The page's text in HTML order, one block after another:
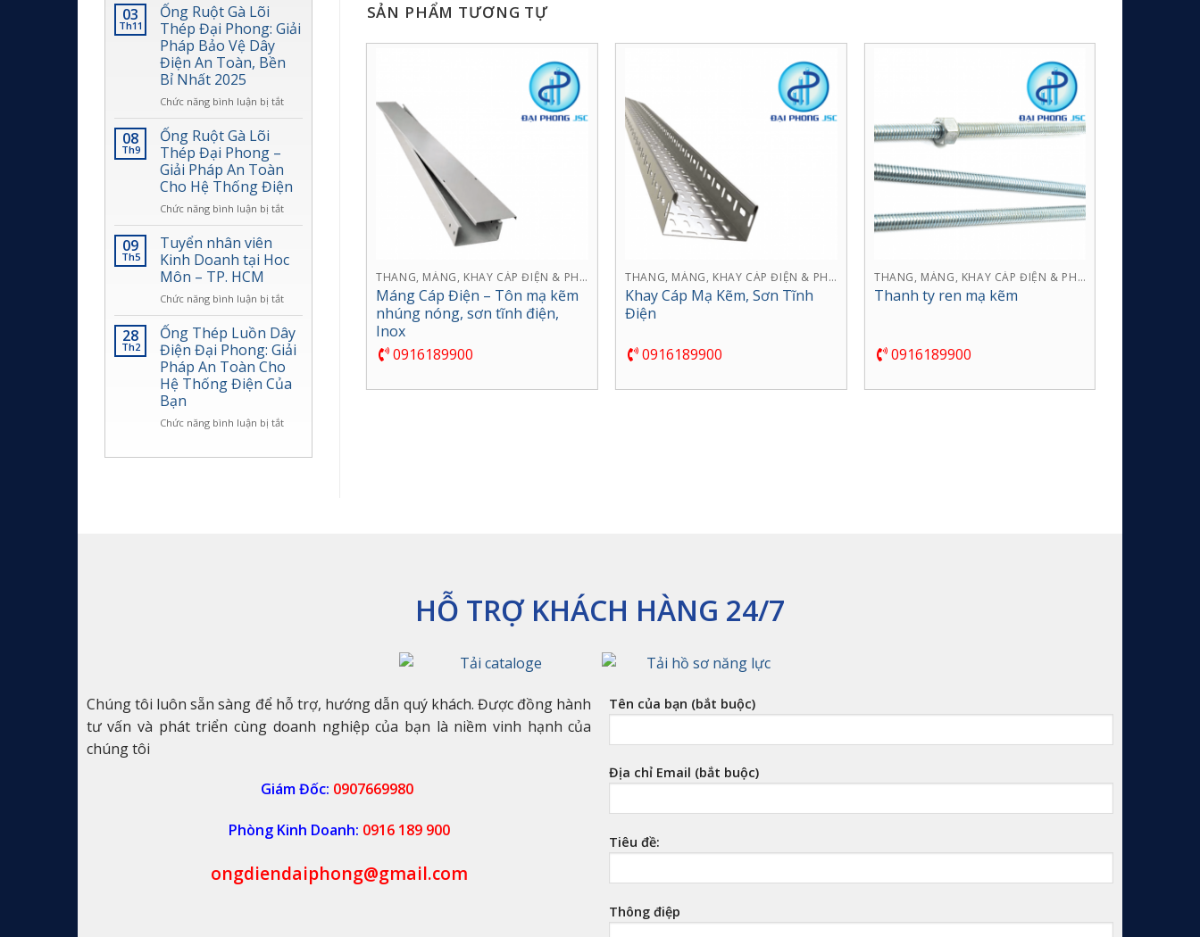
Vệ
Dây
Điện
Diện
Mềm
Bảo
Dây
Đại
03
Th11
Ống Ruột Gà Lõi
Thép Đại Phong: Giải
Pháp Bảo Vệ Dây
Điện An Toàn, Bền
Bỉ Nhất 2025
Chức năng bình luận bị tắtở
Ống
Đại
Phong:
Vệ
Điện
An
Toàn,
Bền
Bỉ
Nhất
2025
08
Th9
Ống Ruột Gà Lõi
Thép Đại Phong –
Giải Pháp An Toàn
Cho Hệ Thống Điện
Chức năng bình luận bị tắtở
Ống
Lõi
Đại
Phong
–
Giải
Pháp
An
Toàn
Hệ
09
Th5
Tuyển nhân viên
Kinh Doanh tại Hoc
Môn – TP. HCM
Chức năng bình luận bị tắtở
Tuyển
nhân
viên
Kinh
Doanh
tại
Môn
28
Th2
Ống Thép Luồn Dây
Điện Đại Phong: Giải
Pháp An Toàn Cho
Hệ Thống Điện Của
Bạn
Chức năng bình luận bị tắtở
SẢN PHẨM TƯƠNG TỰ
THANG, MÁNG, KHAY CÁP ĐIỆN & PHỤ KIỆN
Máng Cáp Điện – Tôn mạ kẽm
nhúng nóng, sơn tĩnh điện,
Inox
0916189900
THANG, MÁNG, KHAY CÁP ĐIỆN & PHỤ KIỆN
Khay Cáp Mạ Kẽm, Sơn Tĩnh
Điện
0916189900
THANG, MÁNG, KHAY CÁP ĐIỆN & PHỤ KIỆN
Thanh ty ren mạ kẽm
0916189900
Phụ kiện Thang Cáp, Máng
Cáp, Khay Cáp
0916189900
HỖ TRỢ KHÁCH HÀNG 24/7
Chúng tôi luôn sẵn sàng để hỗ trợ, hướng dẫn quý khách. Được đồng hành
tư vấn và phát triển cùng doanh nghiệp của bạn là niềm vinh hạnh của
chúng tôi
Giám Đốc: 0907669980
Phòng Kinh Doanh: 0916 189 900
ongdiendaiphong@gmail.com
Tên của bạn (bắt buộc)
Địa chỉ Email (bắt buộc)
Tiêu đề:
Thông điệp